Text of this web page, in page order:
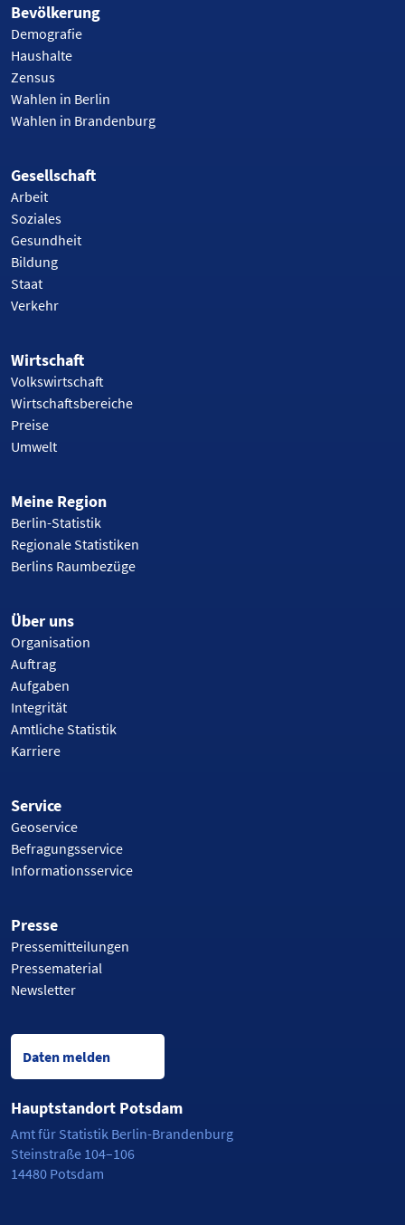
Bevölkerung
Demografie
Haushalte
Zensus
Wahlen in Berlin
Wahlen in Brandenburg
Gesellschaft
Arbeit
Soziales
Gesundheit
Bildung
Staat
Verkehr
Wirtschaft
Volkswirtschaft
Wirtschaftsbereiche
Preise
Umwelt
Meine Region
Berlin-Statistik
Regionale Statistiken
Berlins Raumbezüge
Über uns
Organisation
Auftrag
Aufgaben
Integrität
Amtliche Statistik
Karriere
Service
Geoservice
Befragungsservice
Informationsservice
Presse
Pressemitteilungen
Pressematerial
Newsletter
Daten melden
Hauptstandort Potsdam
Amt für Statistik Berlin-Brandenburg
Steinstraße 104–106
14480 Potsdam